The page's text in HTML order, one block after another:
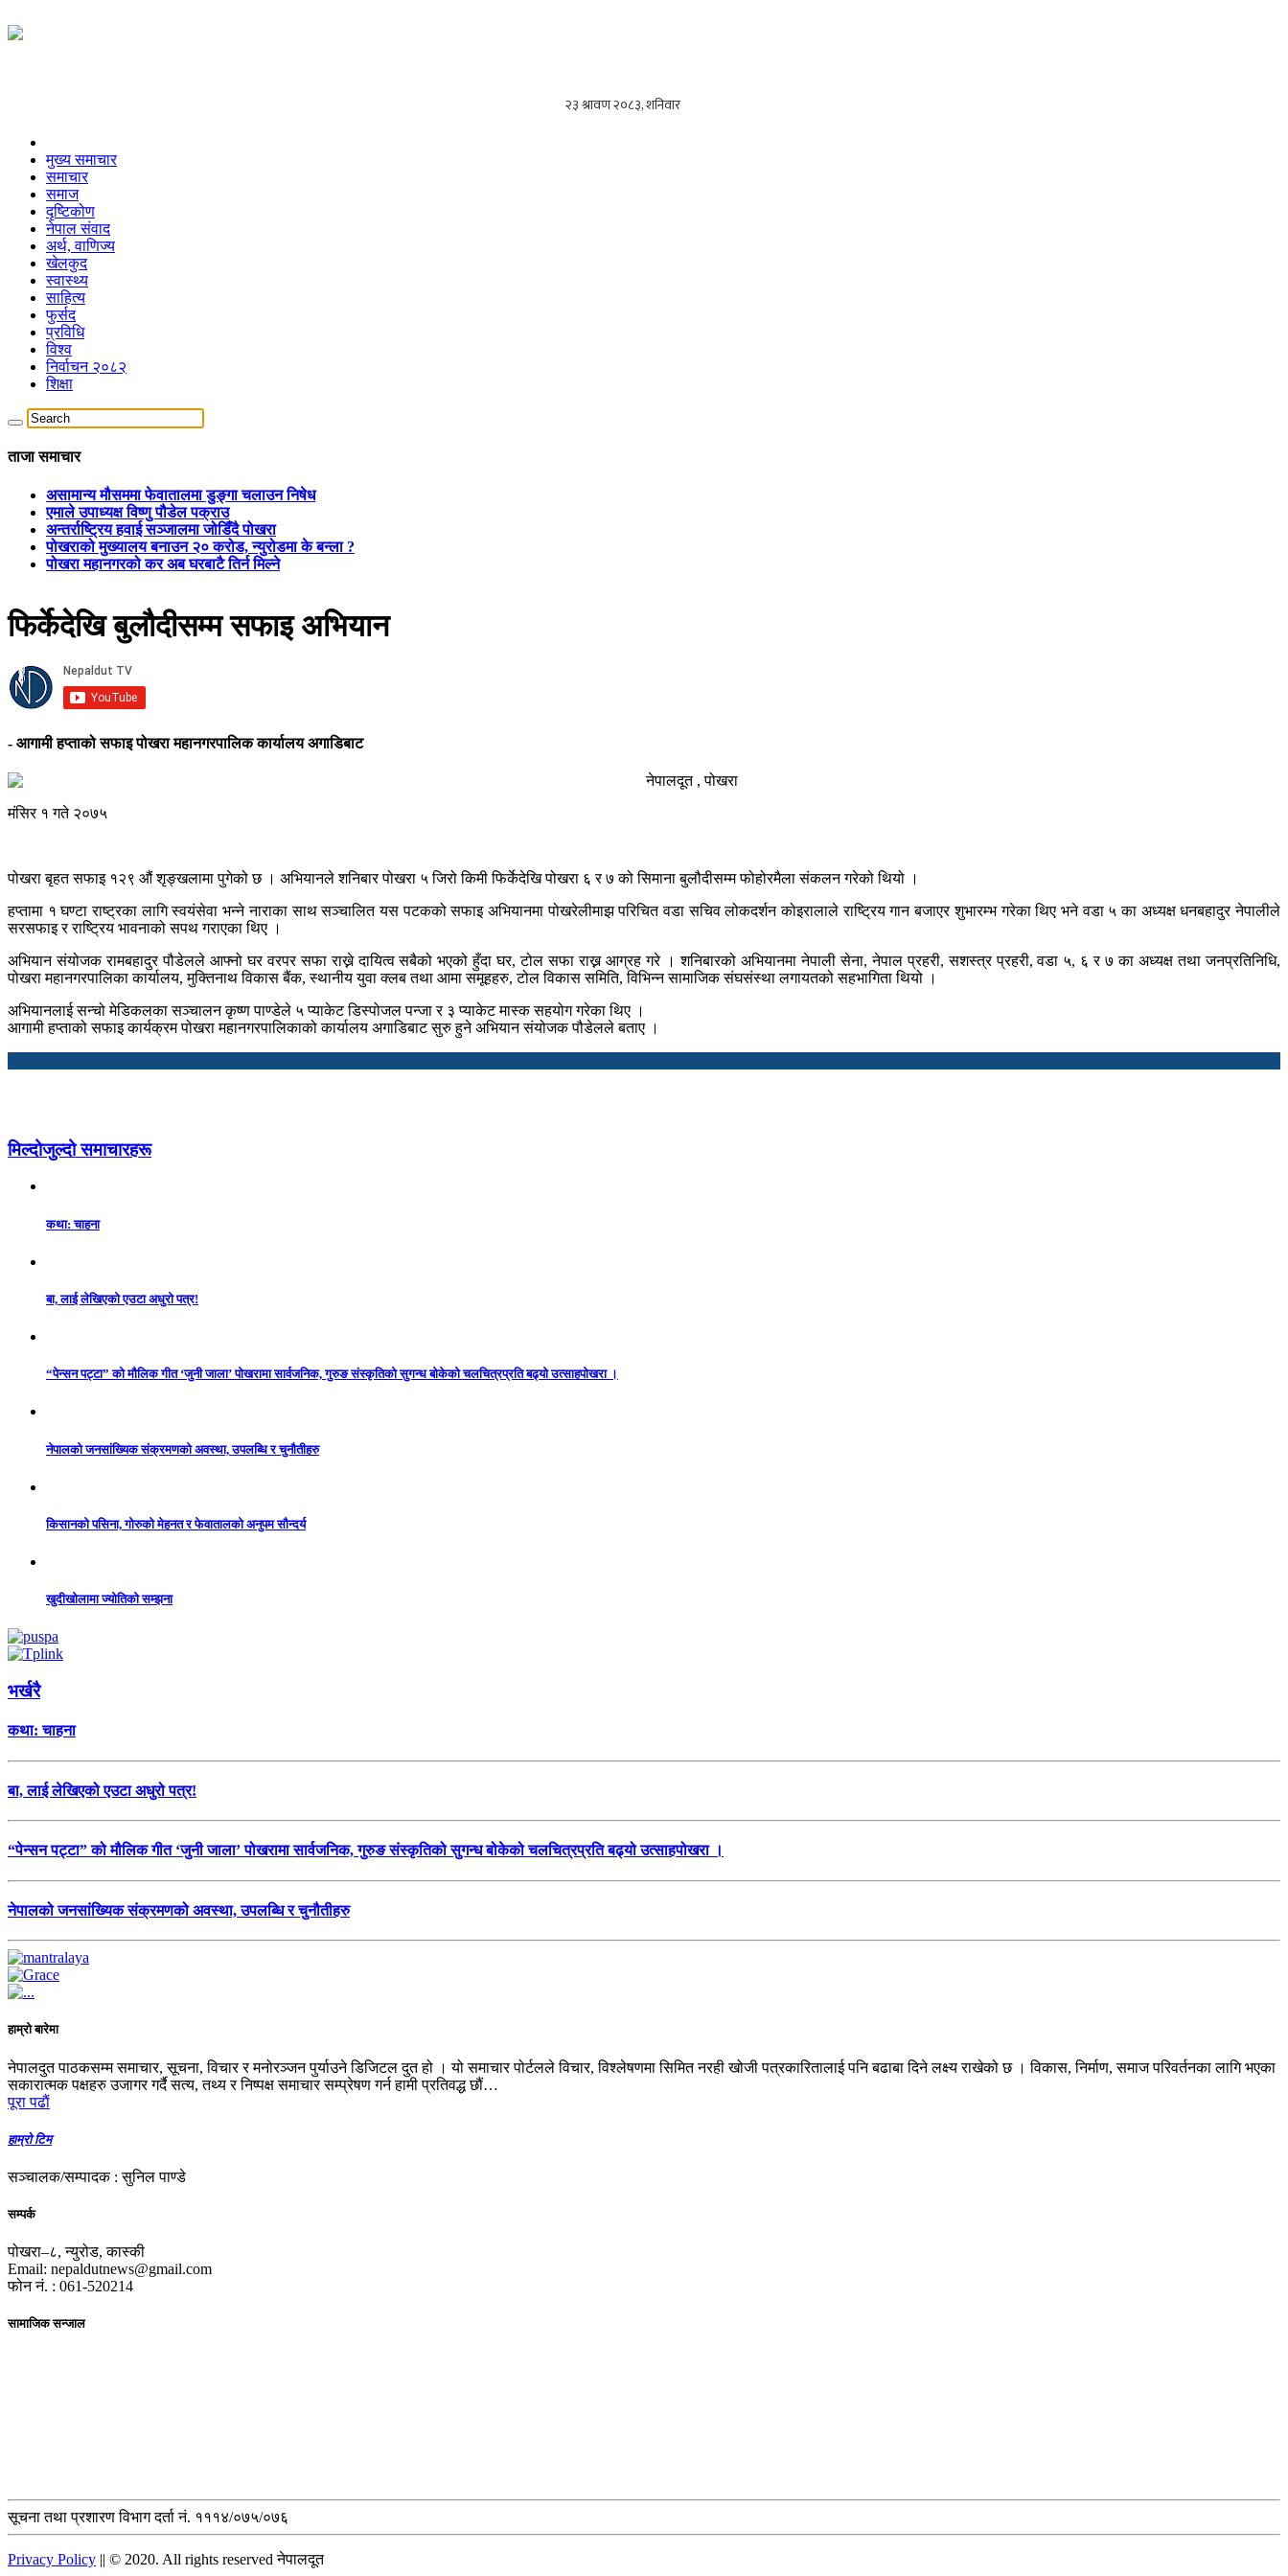
मुख्य समाचार
समाचार
समाज
दृष्टिकोण
नेपाल संवाद
अर्थ, वाणिज्य
खेलकुद
स्वास्थ्य
साहित्य
फुर्सद
प्रविधि
विश्व
निर्वाचन २०८२
शिक्षा
ताजा समाचार
असामान्य मौसममा फेवातालमा डुङ्गा चलाउन निषेध
एमाले उपाध्यक्ष विष्णु पौडेल पक्राउ
अन्तर्राष्ट्रिय हवाई सञ्जालमा जोडिँदै पोखरा
पोखराको मुख्यालय बनाउन २० करोड, न्युरोडमा के बन्ला ?
पोखरा महानगरको कर अब घरबाटै तिर्न मिल्ने
फिर्केदेखि बुलौदीसम्म सफाइ अभियान
- आगामी हप्ताको सफाइ पोखरा महानगरपालिक कार्यालय अगाडिबाट
नेपालदूत , पोखरा
मंसिर १ गते २०७५
पोखरा बृहत सफाइ १२९ औं शृङ्खलामा पुगेको छ । अभियानले शनिबार पोखरा ५ जिरो किमी फिर्केदेखि पोखरा ६ र ७ को सिमाना बुलौदीसम्म फोहोरमैला संकलन गरेको थियो ।
हप्तामा १ घण्टा राष्ट्रका लागि स्वयंसेवा भन्ने नाराका साथ सञ्चालित यस पटकको सफाइ अभियानमा पोखरेलीमाझ परिचित वडा सचिव लोकदर्शन कोइरालाले राष्ट्रिय गान बजाएर शुभारम्भ गरेका थिए भने वडा ५ का अध्यक्ष धनबहादुर नेपालीले
सरसफाइ र राष्ट्रिय भावनाको सपथ गराएका थिए ।
अभियान संयोजक रामबहादुर पौडेलले आफ्नो घर वरपर सफा राख्ने दायित्व सबैको भएको हुँदा घर, टोल सफा राख्न आग्रह गरे । शनिबारको अभियानमा नेपाली सेना, नेपाल प्रहरी, सशस्त्र प्रहरी, वडा ५, ६ र ७ का अध्यक्ष तथा जनप्रतिनिधि,
पोखरा महानगरपालिका कार्यालय, मुक्तिनाथ विकास बैंक, स्थानीय युवा क्लब तथा आमा समूहहरु, टोल विकास समिति, विभिन्न सामाजिक संघसंस्था लगायतको सहभागिता थियो ।
अभियानलाई सन्चो मेडिकलका सञ्चालन कृष्ण पाण्डेले ५ प्याकेट डिस्पोजल पन्जा र ३ प्याकेट मास्क सहयोग गरेका थिए ।
आगामी हप्ताको सफाइ कार्यक्रम पोखरा महानगरपालिकाको कार्यालय अगाडिबाट सुरु हुने अभियान संयोजक पौडेलले बताए ।
मिल्दोजुल्दो समाचारहरू
कथा: चाहना
बा, लाई लेखिएको एउटा अधुरो पत्र!
“पेन्सन पट्टा” को मौलिक गीत ‘जुनी जाला’ पोखरामा सार्वजनिक, गुरुङ संस्कृतिको सुगन्ध बोकेको चलचित्रप्रति बढ्यो उत्साहपोखरा ।
नेपालको जनसांख्यिक संक्रमणको अवस्था, उपलब्धि र चुनौतीहरु
किसानको पसिना, गोरुको मेहनत र फेवातालको अनुपम सौन्दर्य
खुदीखोलामा ज्योतिको सम्झना
भर्खरै
कथा: चाहना
बा, लाई लेखिएको एउटा अधुरो पत्र!
“पेन्सन पट्टा” को मौलिक गीत ‘जुनी जाला’ पोखरामा सार्वजनिक, गुरुङ संस्कृतिको सुगन्ध बोकेको चलचित्रप्रति बढ्यो उत्साहपोखरा ।
नेपालको जनसांख्यिक संक्रमणको अवस्था, उपलब्धि र चुनौतीहरु
हाम्रो बारेमा
नेपालदुत पाठकसम्म समाचार, सूचना, विचार र मनोरञ्जन पुर्याउने डिजिटल दुत हो । यो समाचार पोर्टलले विचार, विश्लेषणमा सिमित नरही खोजी पत्रकारितालाई पनि बढाबा दिने लक्ष्य राखेको छ । विकास, निर्माण, समाज परिवर्तनका लागि भएका
सकारात्मक पक्षहरु उजागर गर्दै सत्य, तथ्य र निष्पक्ष समाचार सम्प्रेषण गर्न हामी प्रतिवद्ध छौं…
पूरा पढाैं
हाम्रो टिम
सञ्चालक/सम्पादक : सुनिल पाण्डे
सम्पर्क
पोखरा–८, न्युरोड, कास्की
Email: nepaldutnews@gmail.com
फोन नं. : 061-520214
सामाजिक सन्जाल
सूचना तथा प्रशारण विभाग दर्ता नं. १११४/०७५/०७६
Privacy Policy || © 2020. All rights reserved नेपालदूत